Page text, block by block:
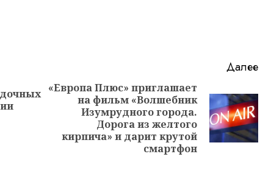
Предыдущая
запись:
Далее
Следующая
запись:
«Европа Плюс» приглашает
на фильм «Волшебник
Изумрудного города.
Дорога из желтого
кирпича» и дарит крутой
смартфон